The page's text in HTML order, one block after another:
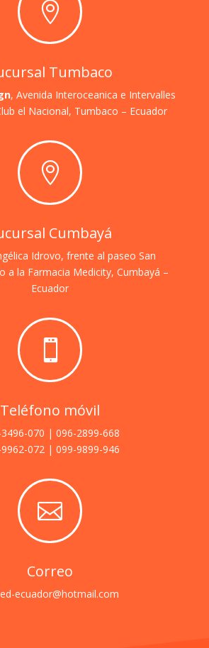

Tumbaco
, Avenida Interoceanica e Intervalles
el Nacional, Tumbaco – Ecuador

Cumbayá
Idrovo, frente al paseo San
a la Farmacia Medicity, Cumbayá –
Ecuador

Teléfono móvil
070 | 096-2899-668
072 | 099-9899-946

Correo
ecuador@hotmail.com